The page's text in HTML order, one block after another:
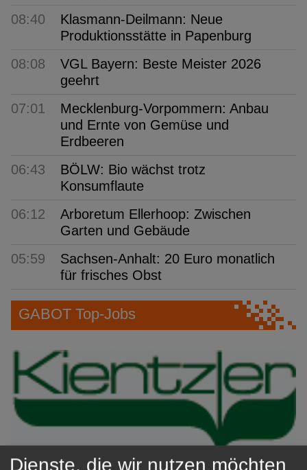
08:40
Klasmann-Deilmann: Neue
Produktionsstätte in Papenburg
08:08
VGL Bayern: Beste Meister 2026
geehrt
07:01
Mecklenburg-Vorpommern: Anbau
und Ernte von Gemüse und
Erdbeeren
06:43
BÖLW: Bio wächst trotz
Konsumflaute
06:12
Arboretum Ellerhoop: Zwischen
Garten und Gebäude
05:59
Sachsen-Anhalt: 20 Euro monatlich
für frisches Obst
GABOT Top-Jobs
Dienste, die wir nutzen möchten